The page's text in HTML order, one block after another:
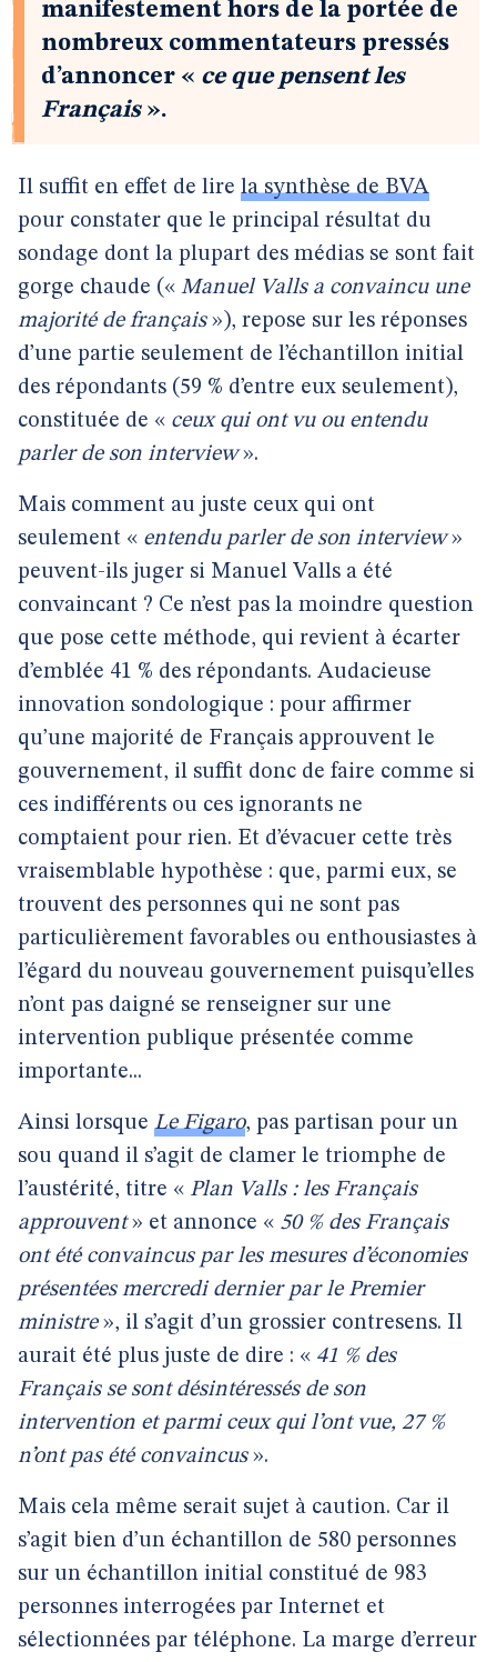
manifestement hors de la portée de
nombreux commentateurs pressés
d’annoncer « ce que pensent les
Français».
Il suffit en effet de lire la synthèse de BVA
pour constater que le principal résultat du
sondage dont la plupart des médias se sont fait
gorge chaude (« Manuel Valls a convaincu une
majorité de français»), repose sur les réponses
d’une partie seulement de l’échantillon initial
des répondants (59 % d’entre eux seulement),
constituée de « ceux qui ont vu ou entendu
parler de son interview».
Mais comment au juste ceux qui ont
seulement « entendu parler de son interview»
peuvent-ils juger si Manuel Valls a été
convaincant ? Ce n’est pas la moindre question
que pose cette méthode, qui revient à écarter
d’emblée 41 % des répondants. Audacieuse
innovation sondologique : pour affirmer
qu’une majorité de Français approuvent le
gouvernement, il suffit donc de faire comme si
ces indifférents ou ces ignorants ne
comptaient pour rien. Et d’évacuer cette très
vraisemblable hypothèse : que, parmi eux, se
trouvent des personnes qui ne sont pas
particulièrement favorables ou enthousiastes à
l’égard du nouveau gouvernement puisqu’elles
n’ont pas daigné se renseigner sur une
intervention publique présentée comme
importante...
Ainsi lorsque Le Figaro, pas partisan pour un
sou quand il s’agit de clamer le triomphe de
l’austérité, titre « Plan Valls : les Français
approuvent» et annonce « 50 % des Français
ont été convaincus par les mesures d’économies
présentées mercredi dernier par le Premier
ministre», il s’agit d’un grossier contresens. Il
aurait été plus juste de dire : « 41 % des
Français se sont désintéressés de son
intervention et parmi ceux qui l’ont vue, 27 %
n’ont pas été convaincus».
Mais cela même serait sujet à caution. Car il
s’agit bien d’un échantillon de 580 personnes
sur un échantillon initial constitué de 983
personnes interrogées par Internet et
sélectionnées par téléphone. La marge d’erreur